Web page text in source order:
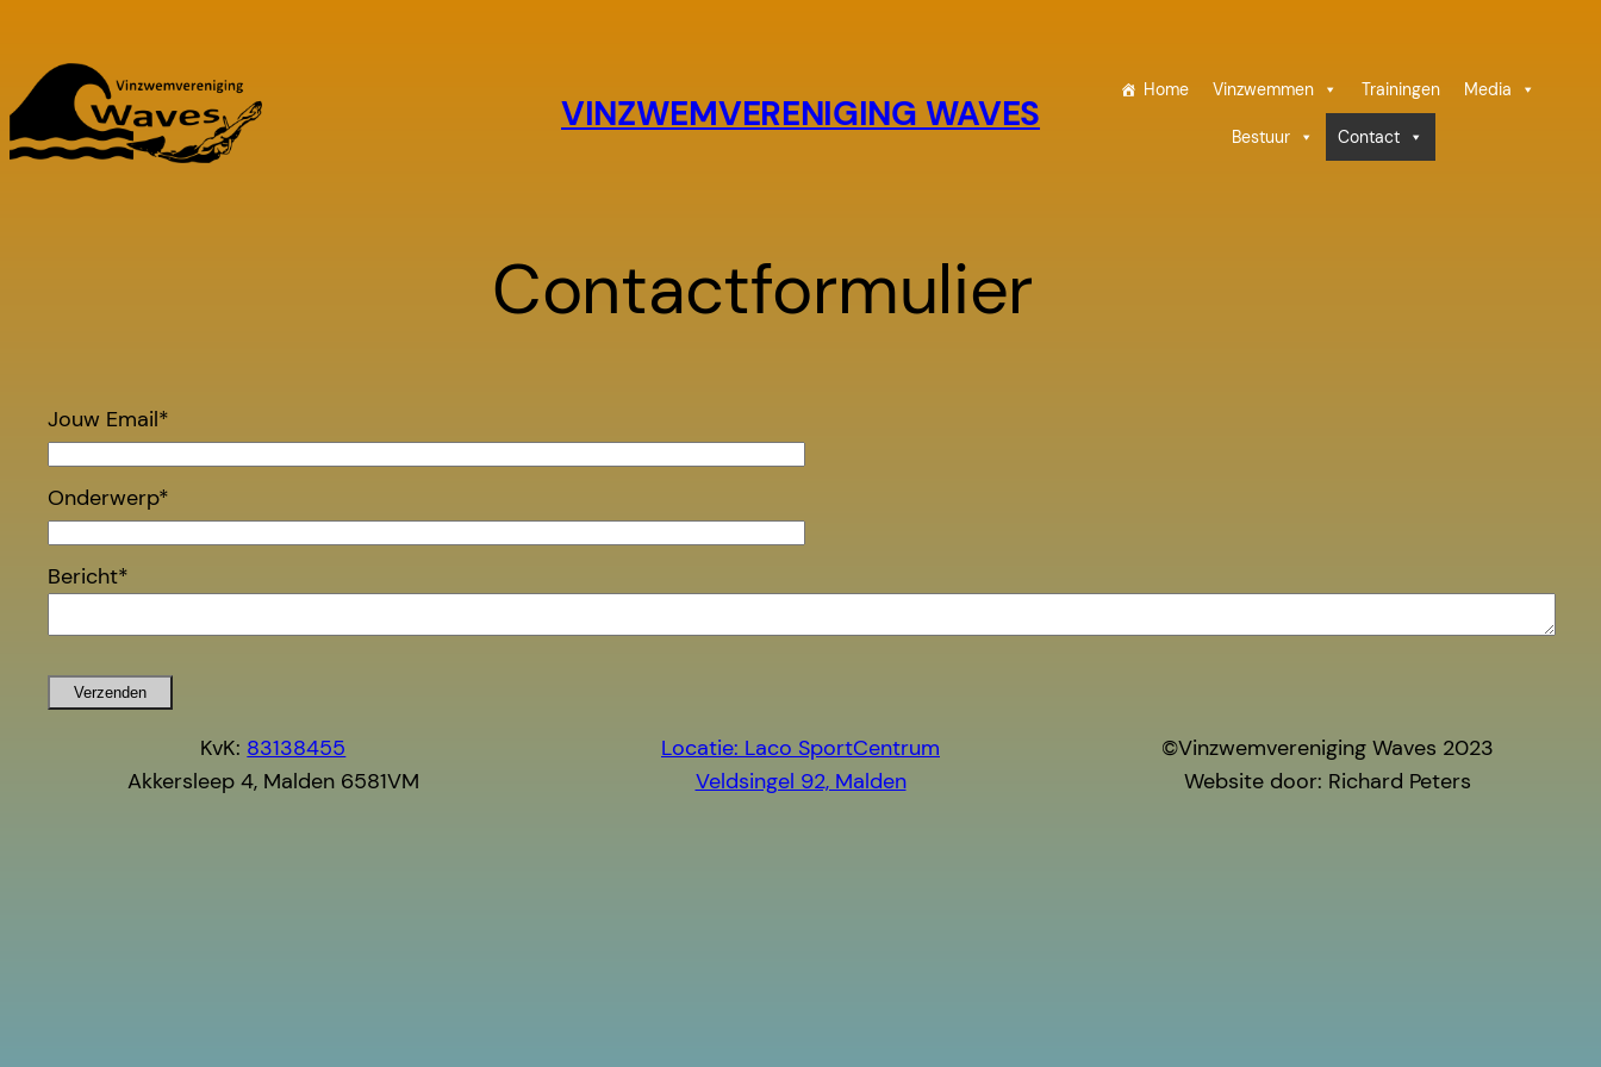
de
inhoud
VINZWEMVERENIGING WAVES
Home Vinzwemmen Trainingen Media
Bestuur Contact
Contactformulier
Jouw Email*
Onderwerp*
Bericht*
Verzenden
KvK: 83138455
Akkersleep 4, Malden 6581VM
Locatie: Laco SportCentrum
Veldsingel 92, Malden
©Vinzwemvereniging Waves 2023
Website door: Richard Peters